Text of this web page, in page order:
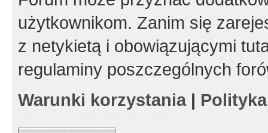
użytkownikom. Zanim się
z netykietą i obowiązującymi
regulaminy poszczególnych
Warunki korzystania|